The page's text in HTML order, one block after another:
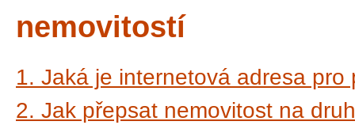
nemovitostí
1. Jaká je internetová adresa
2. Jak přepsat nemovitost na